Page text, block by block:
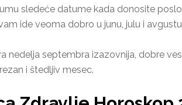
sledeće datume kada donosite
ide veoma dobro u junu, julu i
nedelja septembra izazovnija, dobre
i štedljiv mesec.